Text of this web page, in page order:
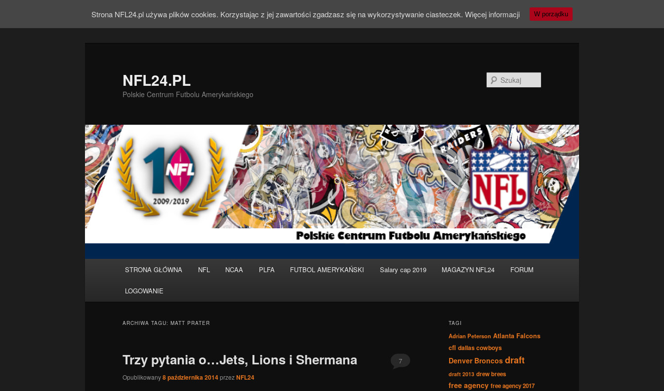
NFL24.PL
Polskie Centrum Futbolu Amerykańskiego
Przeskocz
do
tekstu
Przeskocz
do
widgetów
STRONA GŁÓWNA NFL NCAA PLFA FUTBOL AMERYKAŃSKI Salary cap 2019 MAGAZYN NFL24 FORUM
LOGOWANIE
ARCHIWA TAGU: MATT PRATER
Trzy pytania o…Jets, Lions i Shermana
Opublikowany8 października 2014przezNFL24
7
TAGI
Adrian Peterson Atlanta Falcons
cfl dallas cowboys
Denver Broncos draft
draft 2013 drew brees
free agency free agency 2017
Strona NFL24.pl używa plików cookies. Korzystając z jej zawartości zgadzasz się na wykorzystywanie ciasteczek. Więcej informacji W porządku